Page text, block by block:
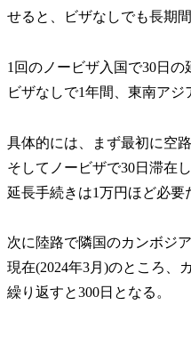
せると、ビザなしでも長期
1回のノービザ入国で30日
ビザなしで1年間、東南アジ
具体的には、まず最初に空
そしてノービザで30日滞在
延長手続きは1万円ほど必要
次に陸路で隣国のカンボジ
現在(2024年3月)のところ、
繰り返すと300日となる。